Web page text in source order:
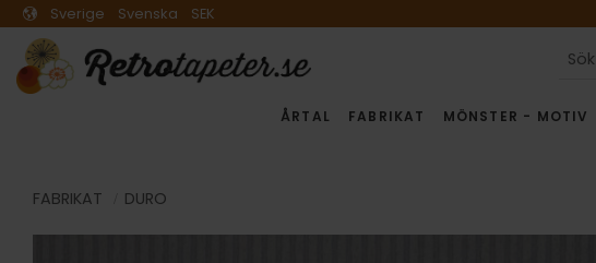
Sverige Svenska SEK
ÅRTAL FABRIKAT MÖNSTER - MOTIV
FABRIKAT DURO